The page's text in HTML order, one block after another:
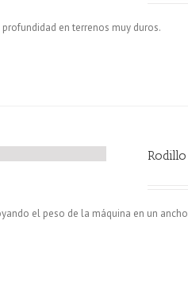
profundidad en terrenos muy duros.
el peso de la máquina en un